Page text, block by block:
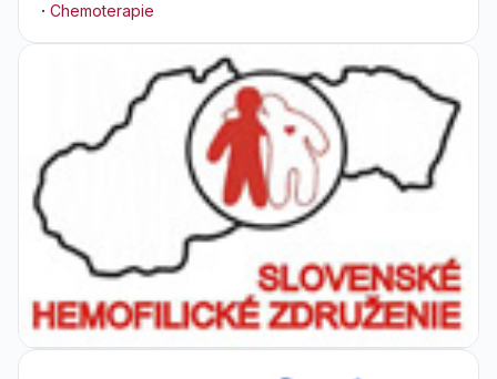
· Chemoterapie